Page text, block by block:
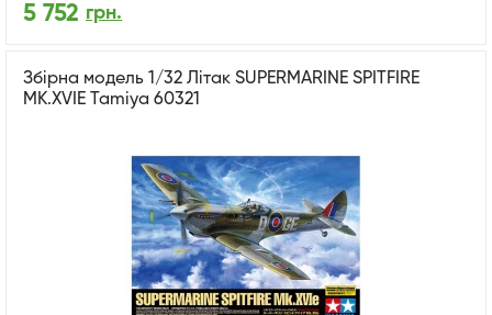
5 752 грн.
Збірна модель 1/32 Літак SUPERMARINE SPITFIRE
MK.XVIE Tamiya 60321